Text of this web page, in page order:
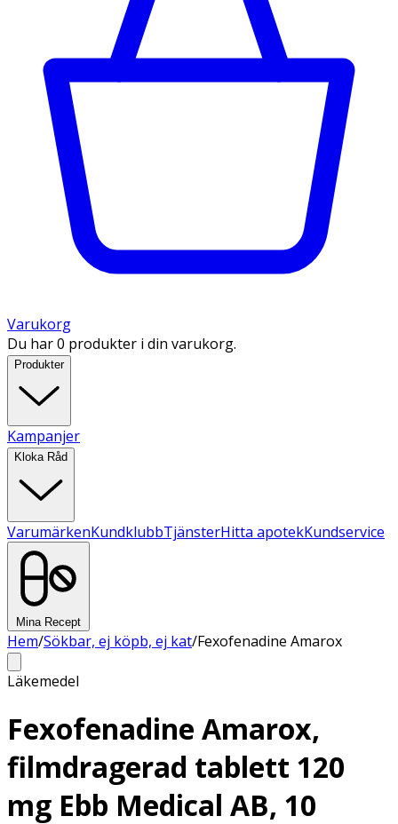
Varukorg
Du har 0 produkter i din varukorg.
Produkter
Kampanjer
Kloka Råd
VarumärkenKundklubbTjänsterHitta apotekKundservice
Mina Recept
Hem/Sökbar, ej köpb, ej kat/Fexofenadine Amarox
Läkemedel
Fexofenadine Amarox,
filmdragerad tablett 120
mg Ebb Medical AB, 10